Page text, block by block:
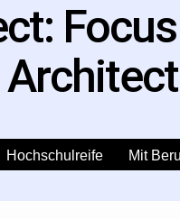
Hochschulreife Mit